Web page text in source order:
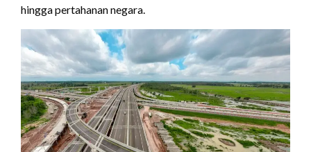
hingga pertahanan negara.